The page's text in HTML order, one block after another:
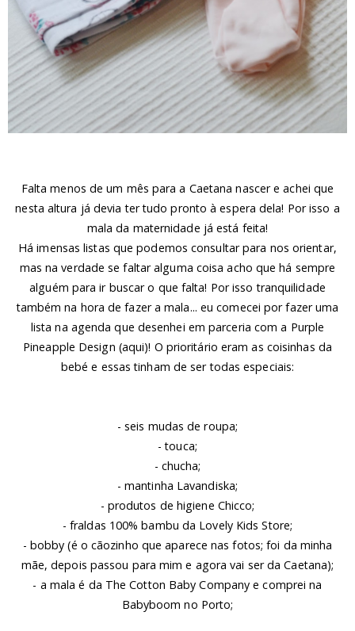
Falta menos de um mês para a Caetana nascer e achei que
nesta altura já devia ter tudo pronto à espera dela! Por isso a
mala da maternidade já está feita!
Há imensas listas que podemos consultar para nos orientar,
mas na verdade se faltar alguma coisa acho que há sempre
alguém para ir buscar o que falta! Por isso tranquilidade
também na hora de fazer a mala... eu comecei por fazer uma
lista na agenda que desenhei em parceria com a Purple
Pineapple Design (aqui)! O prioritário eram as coisinhas da
bebé e essas tinham de ser todas especiais:
- seis mudas de roupa;
- touca;
- chucha;
- mantinha Lavandiska;
- produtos de higiene Chicco;
- fraldas 100% bambu da Lovely Kids Store;
- bobby (é o cãozinho que aparece nas fotos; foi da minha
mãe, depois passou para mim e agora vai ser da Caetana);
- a mala é da The Cotton Baby Company e comprei na
Babyboom no Porto;